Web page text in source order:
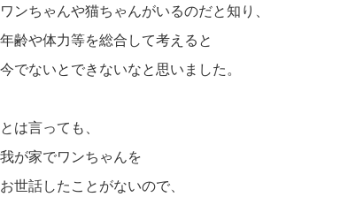
ワンちゃんや猫ちゃんがいるのだと知り、
年齢や体力等を総合して考えると
今でないとできないなと思いました。
とは言っても、
我が家でワンちゃんを
お世話したことがないので、